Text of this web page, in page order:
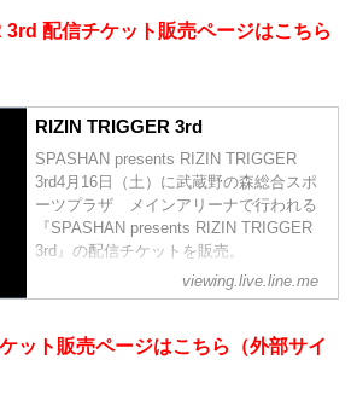
配信チケット販売ページはこちら
RIZIN TRIGGER 3rd
SPASHAN presents RIZIN TRIGGER
3rd4月16日（土）に武蔵野の森総合スポ
ーツプラザ メインアリーナで行われる
『SPASHAN presents RIZIN TRIGGER
3rd』の配信チケットを販売。
スペシャルワンマッチはルイス・グスタ
ボ vs. 矢地祐介、金太郎 vs. 倉本一真
是非、配信でお楽しみください！
viewing.live.line.me
ット販売ページはこちら（外部サイ